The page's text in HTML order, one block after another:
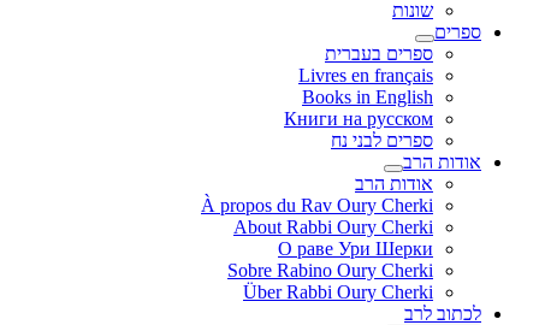
שונות
ספרים
ספרים בעברית
Livres en français
Books in English
Книги на русском
ספרים לבני נח
אודות הרב
אודות הרב
À propos du Rav Oury Cherki
About Rabbi Oury Cherki
О раве Ури Шерки
Sobre Rabino Oury Cherki
Über Rabbi Oury Cherki
לכתוב לרב